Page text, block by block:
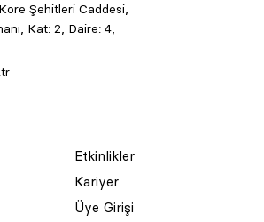
Şehitleri Caddesi,
Kat: 2, Daire: 4,
Etkinlikler
Kariyer
Üye Girişi